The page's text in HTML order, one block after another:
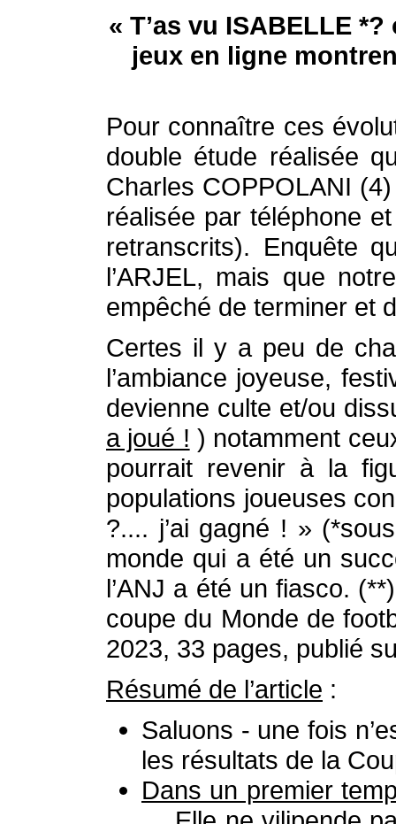
« T’as vu ISABELLE
jeux en ligne
Pour connaître ces
double étude réalisée
Charles COPPOLANI
réalisée par téléphone
retranscrits). Enquête
l’ARJEL, mais que
empêché de terminer et
Certes il y a peu de
l’ambiance joyeuse,
devienne culte et/ou
a joué ! ) notamment
pourrait revenir à la
populations joueuses
?.... j’ai gagné ! »
monde qui a été un
l’ANJ a été un fiasco.
coupe du Monde de
2023, 33 pages, publié
Résumé de l’article :
Saluons - une fois
les résultats de la
Dans un premier